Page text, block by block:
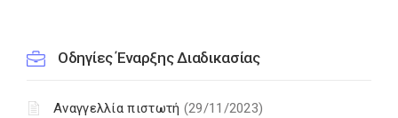
Οδηγίες Έναρξης Διαδικασίας
Αναγγελλία πιστωτή (29/11/2023)